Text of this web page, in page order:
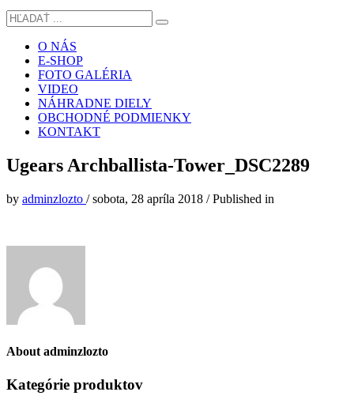
O NÁS
E-SHOP
FOTO GALÉRIA
VIDEO
NÁHRADNE DIELY
OBCHODNÉ PODMIENKY
KONTAKT
Ugears Archballista-Tower_DSC2289
by adminzlozto /sobota, 28 apríla 2018 /Published in
About adminzlozto
Kategórie produktov